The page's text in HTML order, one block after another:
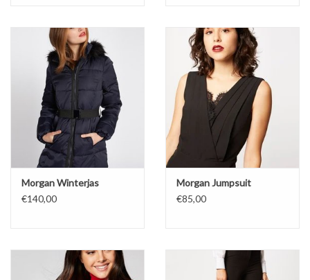
Morgan Winterjas
€140,00
Morgan Jumpsuit
€85,00